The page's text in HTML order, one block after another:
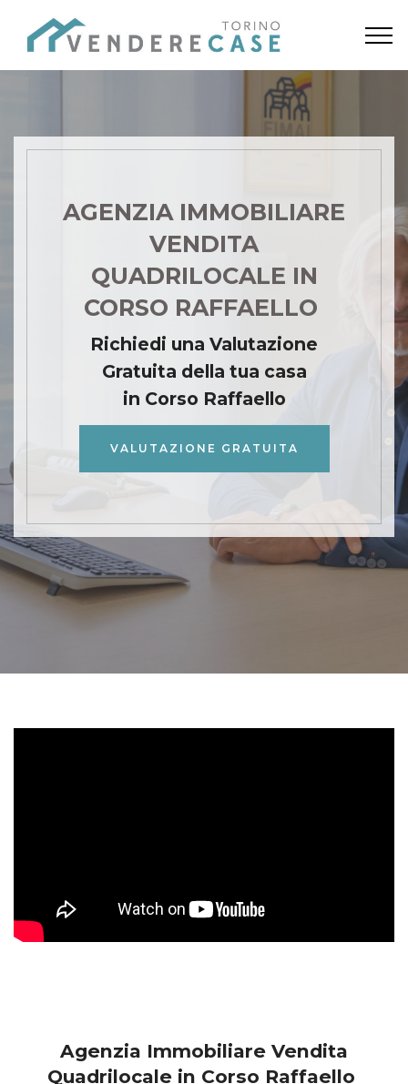
AGENZIA IMMOBILIARE
VENDITA
QUADRILOCALE IN
CORSO RAFFAELLO
Richiedi una Valutazione
Gratuita della tua casa
in Corso Raffaello
VALUTAZIONE GRATUITA
Agenzia Immobiliare Vendita
Quadrilocale in Corso Raffaello